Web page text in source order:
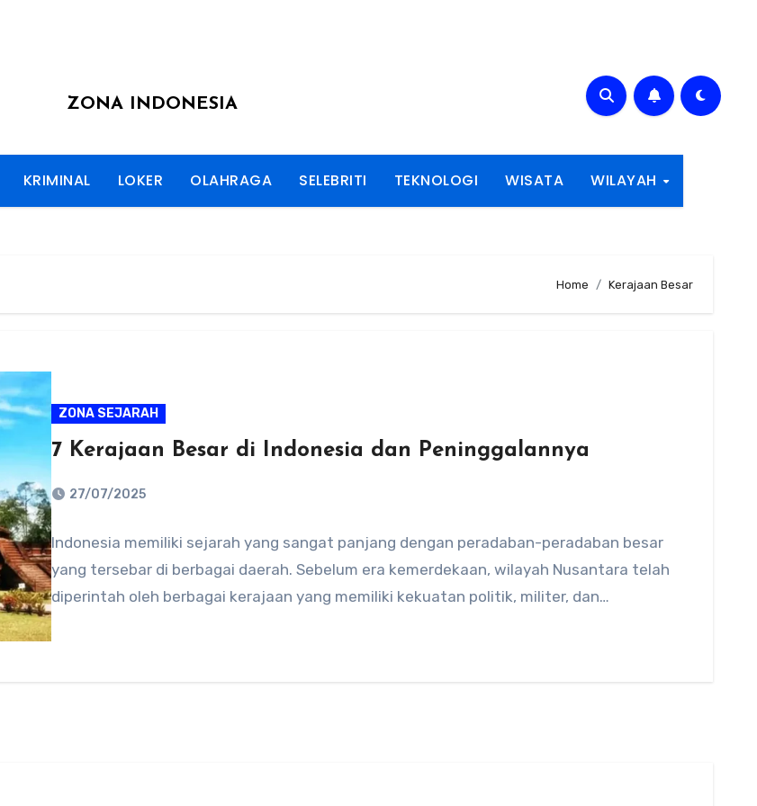
ZONA INDONESIA
KRIMINAL LOKER OLAHRAGA SELEBRITI TEKNOLOGI WISATA WILAYAH
Home Kerajaan Besar
ZONA SEJARAH
7 Kerajaan Besar di Indonesia dan Peninggalannya
27/07/2025
Comments
Indonesia memiliki sejarah yang sangat panjang dengan peradaban-peradaban besar
yang tersebar di berbagai daerah. Sebelum era kemerdekaan, wilayah Nusantara telah
diperintah oleh berbagai kerajaan yang memiliki kekuatan politik, militer, dan…